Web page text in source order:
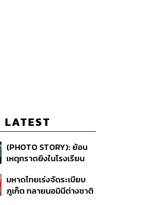
LATEST
(PHOTO STORY): ย้อน
เหตุกราดยิงในโรงเรียน
นักเรียน
มหาดไทยเร่งจัดระเบียบ
ภูเก็ต ทลายนอมินีต่างชาติ